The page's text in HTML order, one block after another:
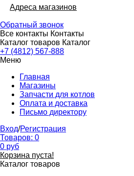
Адреса магазинов
Обратный звонок
Все контакты Контакты
Каталог товаров Каталог
+7 (4812) 567-888
Меню
Главная
Магазины
Запчасти для котлов
Оплата и доставка
Письмо директору
Вход/Регистрация
Товаров: 0
0 руб
Корзина пуста!
Каталог товаров